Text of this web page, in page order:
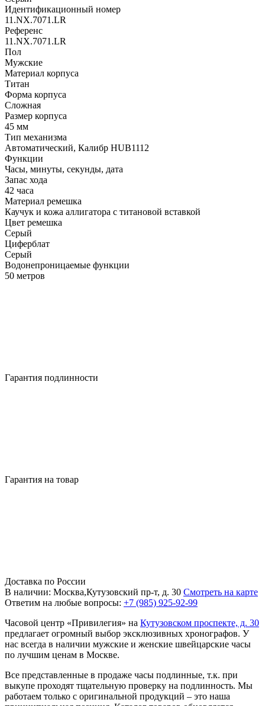
Идентификационный номер
11.NX.7071.LR
Референс
11.NX.7071.LR
Пол
Мужские
Материал корпуса
Титан
Форма корпуса
Сложная
Размер корпуса
45 мм
Тип механизма
Автоматический, Калибр HUB1112
Функции
Часы, минуты, секунды, дата
Запас хода
42 часа
Материал ремешка
Каучук и кожа аллигатора с титановой вставкой
Цвет ремешка
Серый
Циферблат
Серый
Водонепроницаемые функции
50 метров
Гарантия подлинности
Гарантия на товар
Доставка по России
В наличии: Москва,Кутузовский пр-т, д. 30 Смотреть на карте
Ответим на любые вопросы: +7 (985) 925-92-99
Часовой центр «Привилегия» на Кутузовском проспекте, д. 30
предлагает огромный выбор эксклюзивных хронографов. У
нас всегда в наличии мужские и женские швейцарские часы
по лучшим ценам в Москве.
Все представленные в продаже часы подлинные, т.к. при
выкупе проходят тщательную проверку на подлинность. Мы
работаем только с оригинальной продукций – это наша